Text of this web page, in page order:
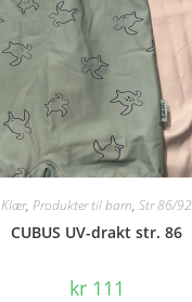
Klær, Produkter til barn, Str 86/92
CUBUS UV-drakt str. 86
kr111